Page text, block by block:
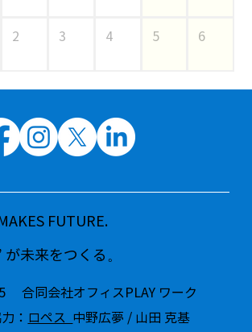
2 3 4 5 6
FUTURE.
未来をつくる。
合同会社オフィスPLAY ワーク
： ロペス 中野広夢 / 山田 克基